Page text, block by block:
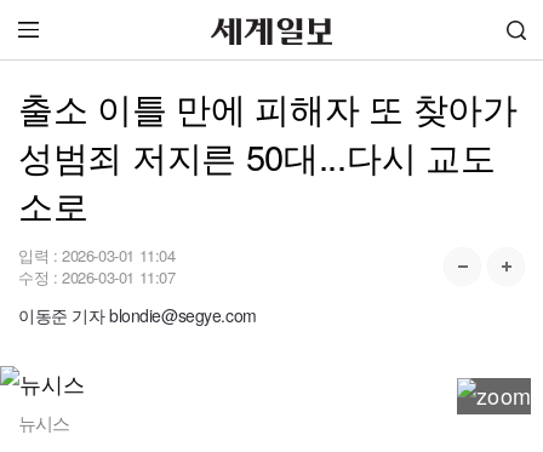
출소 이틀 만에 피해자 또 찾아가
성범죄 저지른 50대...다시 교도
소로
입력 : 2026-03-01 11:04
수정 : 2026-03-01 11:07
이동준 기자 blondie@segye.com
뉴시스